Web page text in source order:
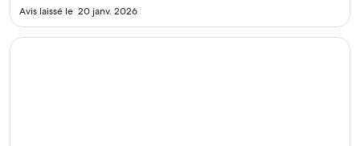
Avis laissé le 20 janv. 2026
S’ouvre dans une nouvelle fenêtre
Iliada Beach Hotel